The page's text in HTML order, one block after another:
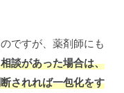
ですが、薬剤師にも
談があった場合は、
されれば一包化をす